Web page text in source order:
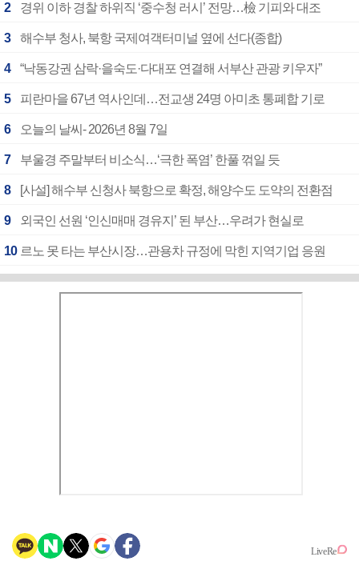
2 경위 이하 경찰 하위직 ‘중수청 러시’ 전망…檢 기피와 대조
3 해수부 청사, 북항 국제여객터미널 옆에 선다(종합)
4 “낙동강권 삼락·을숙도·다대포 연결해 서부산 관광 키우자”
5 피란마을 67년 역사인데…전교생 24명 아미초 통폐합 기로
6 오늘의 날씨- 2026년 8월 7일
7 부울경 주말부터 비소식…‘극한 폭염’ 한풀 꺾일 듯
8 [사설] 해수부 신청사 북항으로 확정, 해양수도 도약의 전환점
9 외국인 선원 ‘인신매매 경유지’ 된 부산…우려가 현실로
10 르노 못 타는 부산시장…관용차 규정에 막힌 지역기업 응원